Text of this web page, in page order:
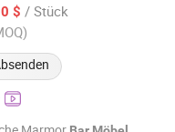
$ / Stück
2025